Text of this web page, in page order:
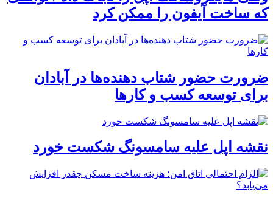
که ساخت آیفون را ممکن کرد
ضرورت حضور شتاب ‌دهنده‌ها در آبادان
برای توسعه کسب‌ و کارها
نقشه اپل علیه سامسونگ شکست خورد